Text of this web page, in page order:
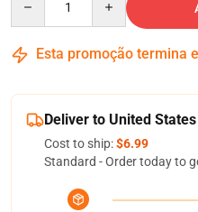
Esta promoção termina
Deliver to United States
Cost to ship:$6.99
Standard - Order today to